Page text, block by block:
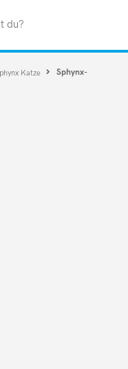
du?
Katze
Sphynx-